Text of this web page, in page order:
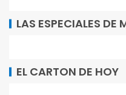
LAS ESPECIALES DE
EL CARTON DE HOY